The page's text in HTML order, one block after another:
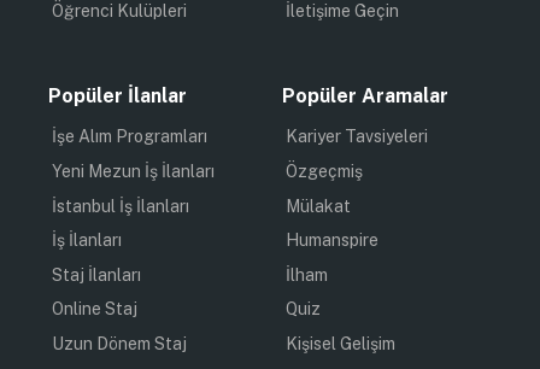
Öğrenci Kulüpleri
İletişime Geçin
Popüler İlanlar
İşe Alım Programları
Yeni Mezun İş İlanları
İstanbul İş İlanları
İş İlanları
Staj İlanları
Online Staj
Uzun Dönem Staj
Popüler Aramalar
Kariyer Tavsiyeleri
Özgeçmiş
Mülakat
Humanspire
İlham
Quiz
Kişisel Gelişim